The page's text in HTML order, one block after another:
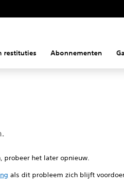
restituties Abonnementen
probeer het later opnieuw.
als dit probleem zich blijft